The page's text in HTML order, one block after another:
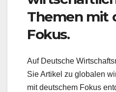
Themen mit
Fokus.
Auf Deutsche
Sie Artikel zu globalen
mit deutschem Fokus